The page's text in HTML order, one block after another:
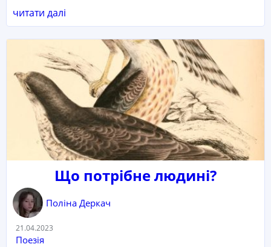
читати далі
Що потрібне людині?
Поліна Деркач
Дата:
21.04.2023
Категорія:
Поезія